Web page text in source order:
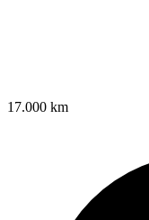
17.000 km